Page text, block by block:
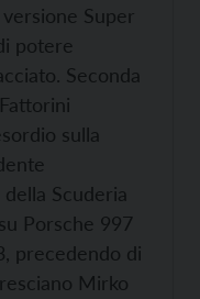
Super
potere
Seconda
sulla
Scuderia
Porsche 997
precedendo di
Mirko